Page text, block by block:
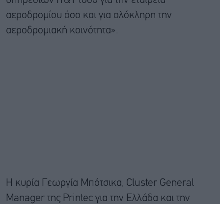
αεροδρομίου όσο και για ολόκληρη την
αεροδρομιακή κοινότητα».
Η κυρία Γεωργία Μπότσικα, Cluster General
Manager της Printec για την Ελλάδα και την